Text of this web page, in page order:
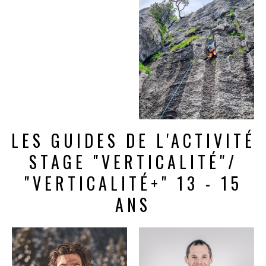
LES GUIDES DE L'ACTIVITÉ
STAGE "VERTICALITÉ"/
"VERTICALITÉ+" 13 - 15
ANS